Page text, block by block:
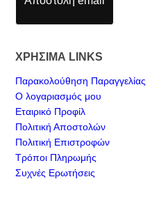
ΧΡΗΣΙΜΑ LINKS
Παρακολούθηση Παραγγελίας
Ο λογαριασμός μου
Εταιρικό Προφίλ
Πολιτική Αποστολών
Πολιτική Επιστροφών
Τρόποι Πληρωμής
Συχνές Ερωτήσεις